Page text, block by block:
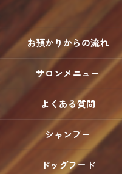
お預かりからの流れ
サロンメニュー
よくある質問
シャンプー
ドッグフード